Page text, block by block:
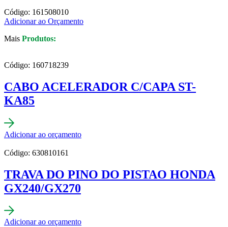
Código: 161508010
Adicionar ao Orçamento
Mais Produtos:
Código: 160718239
CABO ACELERADOR C/CAPA ST-
KA85
Adicionar ao orçamento
Código: 630810161
TRAVA DO PINO DO PISTAO HONDA
GX240/GX270
Adicionar ao orçamento